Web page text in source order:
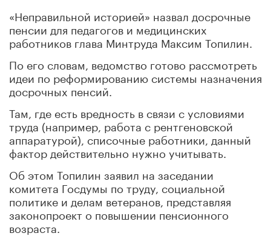
«Неправильной историей» назвал досрочные
пенсии для педагогов и медицинских
работников глава Минтруда Максим Топилин.
По его словам, ведомство готово рассмотреть
идеи по реформированию системы назначения
досрочных пенсий.
Там, где есть вредность в связи с условиями
труда (например, работа с рентгеновской
аппаратурой), списочные работники, данный
фактор действительно нужно учитывать.
Об этом Топилин заявил на заседании
комитета Госдумы по труду, социальной
политике и делам ветеранов, представляя
законопроект о повышении пенсионного
возраста.